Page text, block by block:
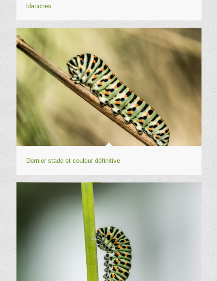
blanches
Dernier stade et couleur définitive